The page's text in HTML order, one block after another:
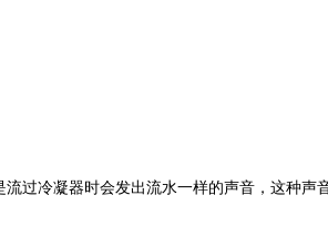
过冷凝器时会发出流水一样的声音，这种声